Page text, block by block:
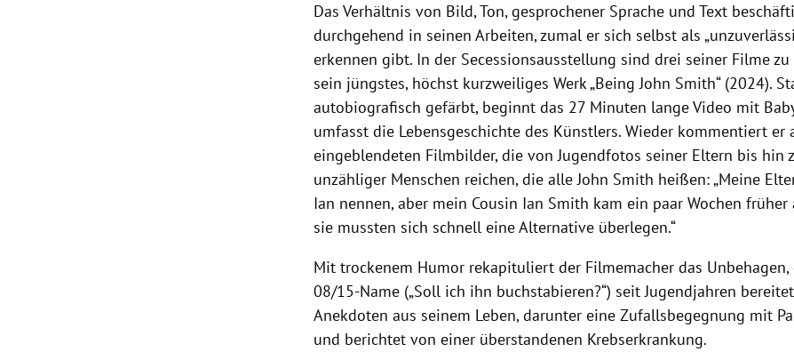
Das Verhältnis von Bild, Ton, gesprochener Sprache und Text
durchgehend in seinen Arbeiten, zumal er sich selbst als
erkennen gibt. In der Secessionsausstellung sind drei seiner Filme
sein jüngstes, höchst kurzweiliges Werk „Being John Smith“ (2024).
autobiografisch gefärbt, beginnt das 27 Minuten lange Video mit
umfasst die Lebensgeschichte des Künstlers. Wieder kommentiert er
eingeblendeten Filmbilder, die von Jugendfotos seiner Eltern bis hin
unzähliger Menschen reichen, die alle John Smith heißen: „Meine
Ian nennen, aber mein Cousin Ian Smith kam ein paar Wochen
sie mussten sich schnell eine Alternative überlegen.“
Mit trockenem Humor rekapituliert der Filmemacher das Unbehagen,
08/15-Name („Soll ich ihn buchstabieren?“) seit Jugendjahren
Anekdoten aus seinem Leben, darunter eine Zufallsbegegnung mit
und berichtet von einer überstandenen Krebserkrankung.